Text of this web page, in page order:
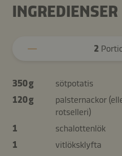
INGREDIENSER
2
350 g
sötpotatis
120 g
palsternackor
rotselleri)
1
schalottenlök
1
vitlöksklyfta